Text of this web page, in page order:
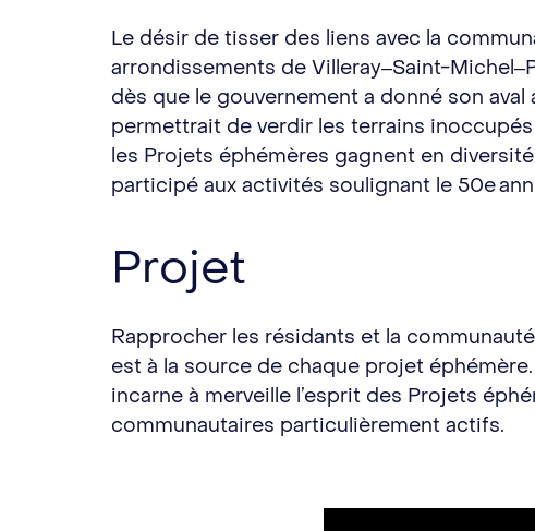
Le désir de tisser des liens avec la
arrondissements de Villeray‒Saint-
dès que le gouvernement a donné son
permettrait de verdir les terrains
les Projets éphémères gagnent en
participé aux activités soulignant le 50e
Projet
Rapprocher les résidants et la
est à la source de chaque projet
incarne à merveille l’esprit des Projets
communautaires particulièrement actifs.